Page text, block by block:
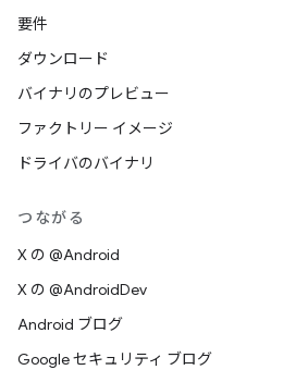
要件
ダウンロード
バイナリのプレビュー
ファクトリー イメージ
ドライバのバイナリ
つながる
X の @Android
X の @AndroidDev
Android ブログ
Google セキュリティ ブログ